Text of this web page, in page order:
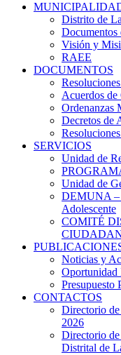
Distrito de
Visión y
RAEE
DOCUMENTOS
Acuerdos de
Ordenanzas
Decretos de
SERVICIOS
Unidad de
Unidad de
DEMUNA –
Adolescente
COMITÉ
Noticias y
Oportunidad
Presupuesto
CONTACTOS
Directorio
2026
Directorio
Distrital de